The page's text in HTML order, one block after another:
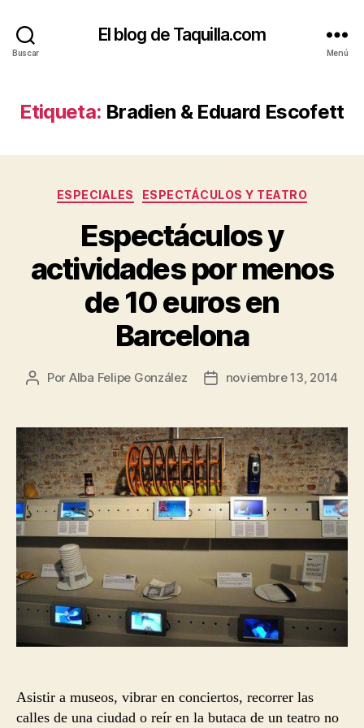
Buscar
El blog de Taquilla.com
Menú
Etiqueta: Bradien & Eduard Escofett
Categorías
ESPECIALES ESPECTÁCULOS Y TEATRO
Espectáculos y
actividades por menos
de 10 euros en
Barcelona
Autor
entrada
Por Alba Felipe González
Fecha
entrada
noviembre 13, 2014
Asistir a museos, vibrar en conciertos, recorrer las
calles de una ciudad o reír en la butaca de un teatro no